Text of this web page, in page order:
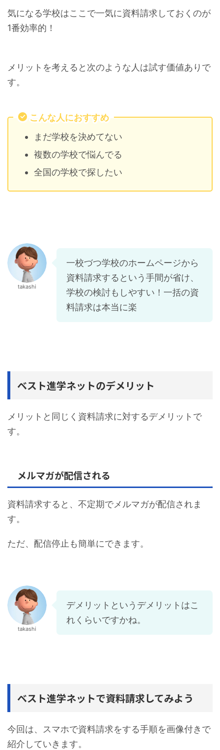
気になる学校はここで一気に資料請求しておくのが
1番効率的！
メリットを考えると次のような人は試す価値ありで
す。
こんな人におすすめ
まだ学校を決めてない
複数の学校で悩んでる
全国の学校で探したい
takashi
一校づつ学校のホームページから
資料請求するという手間が省け、
学校の検討もしやすい！一括の資
料請求は本当に楽
ベスト進学ネットのデメリット
メリットと同じく資料請求に対するデメリットで
す。
メルマガが配信される
資料請求すると、不定期でメルマガが配信されま
す。
ただ、配信停止も簡単にできます。
takashi
デメリットというデメリットはこ
れくらいですかね。
ベスト進学ネットで資料請求してみよう
今回は、スマホで資料請求をする手順を画像付きで
紹介していきます。